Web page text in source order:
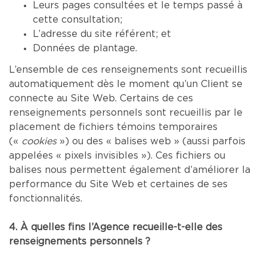
Leurs pages consultées et le temps passé à
cette consultation;
L’adresse du site référent; et
Données de plantage.
L’ensemble de ces renseignements sont recueillis
automatiquement dès le moment qu’un Client se
connecte au Site Web. Certains de ces
renseignements personnels sont recueillis par le
placement de fichiers témoins temporaires
(« cookies») ou des « balises web » (aussi parfois
appelées « pixels invisibles »). Ces fichiers ou
balises nous permettent également d’améliorer la
performance du Site Web et certaines de ses
fonctionnalités.
4. À quelles fins l’Agence recueille-t-elle des
renseignements personnels ?